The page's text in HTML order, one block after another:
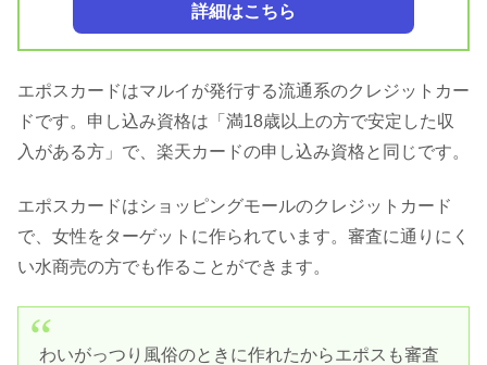
詳細はこちら
エポスカードはマルイが発行する流通系のクレジットカー
ドです。申し込み資格は「満18歳以上の方で安定した収
入がある方」で、楽天カードの申し込み資格と同じです。
エポスカードはショッピングモールのクレジットカード
で、女性をターゲットに作られています。審査に通りにく
い水商売の方でも作ることができます。
わいがっつり風俗のときに作れたからエポスも審査